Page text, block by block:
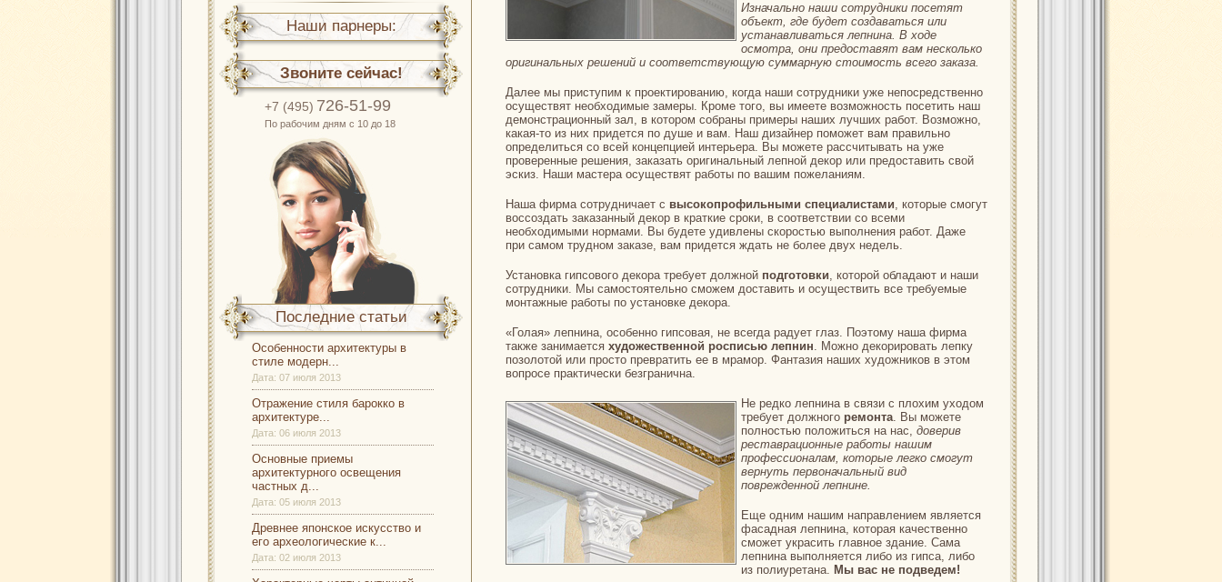
Изначально наши сотрудники посетят
объект, где будет создаваться или
устанавливаться лепнина. В ходе
осмотра, они предоставят вам несколько
оригинальных решений и соответствующую суммарную стоимость всего заказа.
Далее мы приступим к проектированию, когда наши сотрудники уже непосредственно
осуществят необходимые замеры. Кроме того, вы имеете возможность посетить наш
демонстрационный зал, в котором собраны примеры наших лучших работ. Возможно,
какая-то из них придется по душе и вам. Наш дизайнер поможет вам правильно
определиться со всей концепцией интерьера. Вы можете рассчитывать на уже
проверенные решения, заказать оригинальный лепной декор или предоставить свой
эскиз. Наши мастера осуществят работы по вашим пожеланиям.
Наша фирма сотрудничает с высокопрофильными специалистами, которые смогут
воссоздать заказанный декор в краткие сроки, в соответствии со всеми
необходимыми нормами. Вы будете удивлены скоростью выполнения работ. Даже
при самом трудном заказе, вам придется ждать не более двух недель.
Установка гипсового декора требует должной подготовки, которой обладают и наши
сотрудники. Мы самостоятельно сможем доставить и осуществить все требуемые
монтажные работы по установке декора.
«Голая» лепнина, особенно гипсовая, не всегда радует глаз. Поэтому наша фирма
также занимается художественной росписью лепнин. Можно декорировать лепку
позолотой или просто превратить ее в мрамор. Фантазия наших художников в этом
вопросе практически безгранична.
Не редко лепнина в связи с плохим уходом
требует должного ремонта. Вы можете
полностью положиться на нас, доверив
реставрационные работы нашим
профессионалам, которые легко смогут
вернуть первоначальный вид
поврежденной лепнине.
Еще одним нашим направлением является
фасадная лепнина, которая качественно
сможет украсить главное здание. Сама
лепнина выполняется либо из гипса, либо
из полиуретана. Мы вас не подведем!
Наши парнеры:
Звоните сейчас!
+7 (495) 726-51-99
По рабочим дням с 10 до 18
Последние статьи
Особенности архитектуры в
стиле модерн...
Дата: 07 июля 2013
Отражение стиля барокко в
архитектуре...
Дата: 06 июля 2013
Основные приемы
архитектурного освещения
частных д...
Дата: 05 июля 2013
Древнее японское искусство и
его археологические к...
Дата: 02 июля 2013